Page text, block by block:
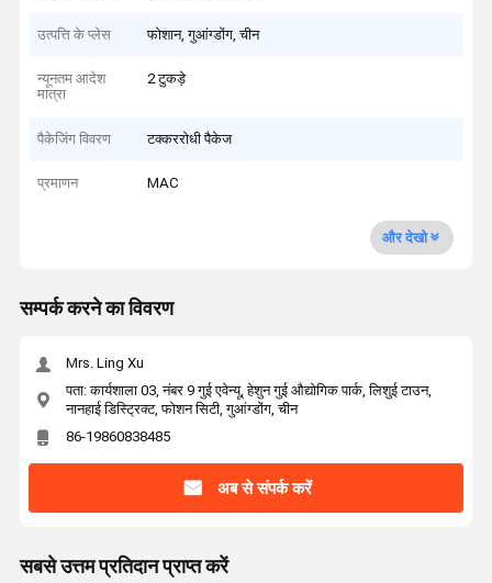
उत्पत्ति के प्लेस फोशान, गुआंग्डोंग, चीन
न्यूनतम आदेश
मात्रा
2 टुकड़े
पैकेजिंग विवरण टक्कररोधी पैकेज
प्रमाणन MAC
और देखो
सम्पर्क करने का विवरण
Mrs. Ling Xu
पता: कार्यशाला 03, नंबर 9 गुई एवेन्यू, हेशुन गुई औद्योगिक पार्क, लिशुई टाउन,
नानहाई डिस्ट्रिक्ट, फोशन सिटी, गुआंग्डोंग, चीन
86-19860838485
अब से संपर्क करें
सबसे उत्तम प्रतिदान प्राप्त करें